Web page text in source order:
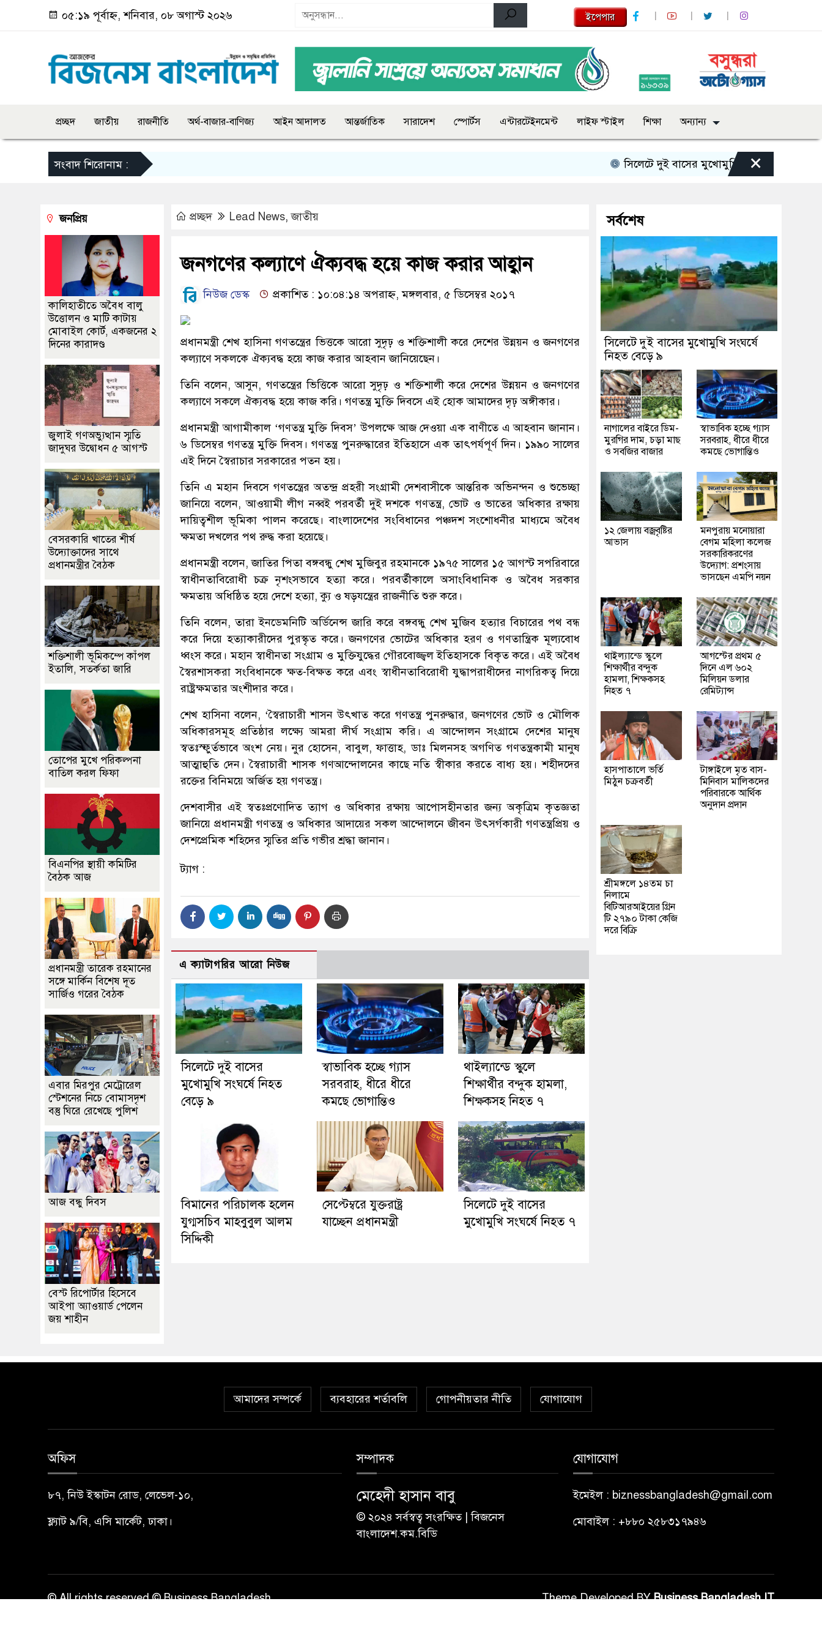
০৫:১৯ পূর্বাহ্ন, শনিবার, ০৮ অগাস্ট ২০২৬ ইপেপার
প্রচ্ছদ জাতীয় রাজনীতি অর্থ-বাজার-বাণিজ্য আইন আদালত আন্তর্জাতিক সারাদেশ স্পোর্টস এন্টারটেইনমেন্ট লাইফ স্টাইল শিক্ষা অন্যান্য
সংবাদ শিরোনাম : সিলেটে দুই বাসের মুখোমুখি সংঘর্ষে নিহত বেড়ে ৯
×
প্রচ্ছদ Lead News,জাতীয়
জনগণের কল্যাণে ঐক্যবদ্ধ হয়ে কাজ করার আহ্বান
নিউজ ডেস্ক প্রকাশিত : ১০:০৪:১৪ অপরাহ্ন, মঙ্গলবার, ৫ ডিসেম্বর ২০১৭
প্রধানমন্ত্রী শেখ হাসিনা গণতন্ত্রের ভিত্তকে আরো সুদৃঢ় ও শক্তিশালী করে দেশের উন্নয়ন ও জনগণের
কল্যাণে সকলকে ঐক্যবদ্ধ হয়ে কাজ করার আহবান জানিয়েছেন।
তিনি বলেন, আসুন, গণতন্ত্রের ভিত্তিকে আরো সুদৃঢ় ও শক্তিশালী করে দেশের উন্নয়ন ও জনগণের
কল্যাণে সকলে ঐক্যবদ্ধ হয়ে কাজ করি। গণতন্ত্র মুক্তি দিবসে এই হোক আমাদের দৃঢ় অঙ্গীকার।
প্রধানমন্ত্রী আগামীকাল ‘গণতন্ত্র মুক্তি দিবস’ উপলক্ষে আজ দেওয়া এক বাণীতে এ আহবান জানান।
৬ ডিসেম্বর গণতন্ত্র মুক্তি দিবস। গণতন্ত্র পুনরুদ্ধারের ইতিহাসে এক তাৎপর্যপূর্ণ দিন। ১৯৯০ সালের
এই দিনে স্বৈরাচার সরকারের পতন হয়।
তিনি এ মহান দিবসে গণতন্ত্রের অতন্দ্র প্রহরী সংগ্রামী দেশবাসীকে আন্তরিক অভিনন্দন ও শুভেচ্ছা
জানিয়ে বলেন, আওয়ামী লীগ নব্বই পরবর্তী দুই দশকে গণতন্ত্র, ভোট ও ভাতের অধিকার রক্ষায়
দায়িত্বশীল ভূমিকা পালন করেছে। বাংলাদেশের সংবিধানের পঞ্চদশ সংশোধনীর মাধ্যমে অবৈধ
ক্ষমতা দখলের পথ রুদ্ধ করা হয়েছে।
প্রধানমন্ত্রী বলেন, জাতির পিতা বঙ্গবন্ধু শেখ মুজিবুর রহমানকে ১৯৭৫ সালের ১৫ আগস্ট সপরিবারে
স্বাধীনতাবিরোধী চক্র নৃশংসভাবে হত্যা করে। পরবর্তীকালে অসাংবিধানিক ও অবৈধ সরকার
ক্ষমতায় অধিষ্ঠিত হয়ে দেশে হত্যা, ক্যু ও ষড়যন্ত্রের রাজনীতি শুরু করে।
তিনি বলেন, তারা ইনডেমনিটি অর্ডিনেন্স জারি করে বঙ্গবন্ধু শেখ মুজিব হত্যার বিচারের পথ বন্ধ
করে দিয়ে হত্যাকারীদের পুরস্কৃত করে। জনগণের ভোটের অধিকার হরণ ও গণতান্ত্রিক মূল্যবোধ
ধ্বংস করে। মহান স্বাধীনতা সংগ্রাম ও মুক্তিযুদ্ধের গৌরবোজ্জ্বল ইতিহাসকে বিকৃত করে। এই অবৈধ
স্বৈরশাসকরা সংবিধানকে ক্ষত-বিক্ষত করে এবং স্বাধীনতাবিরোধী যুদ্ধাপরাধীদের নাগরিকত্ব দিয়ে
রাষ্ট্রক্ষমতার অংশীদার করে।
শেখ হাসিনা বলেন, ‘স্বৈরাচারী শাসন উৎখাত করে গণতন্ত্র পুনরুদ্ধার, জনগণের ভোট ও মৌলিক
অধিকারসমূহ প্রতিষ্ঠার লক্ষ্যে আমরা দীর্ঘ সংগ্রাম করি। এ আন্দোলন সংগ্রামে দেশের মানুষ
স্বতঃস্ফুর্তভাবে অংশ নেয়। নুর হোসেন, বাবুল, ফাত্তাহ, ডাঃ মিলনসহ অগণিত গণতন্ত্রকামী মানুষ
আত্মাহুতি দেন। স্বৈরাচারী শাসক গণআন্দোলনের কাছে নতি স্বীকার করতে বাধ্য হয়। শহীদদের
রক্তের বিনিময়ে অর্জিত হয় গণতন্ত্র।
দেশবাসীর এই স্বতঃপ্রণোদিত ত্যাগ ও অধিকার রক্ষায় আপোসহীনতার জন্য অকৃত্রিম কৃতজ্ঞতা
জানিয়ে প্রধানমন্ত্রী গণতন্ত্র ও অধিকার আদায়ের সকল আন্দোলনে জীবন উৎসর্গকারী গণতন্ত্রপ্রিয় ও
দেশপ্রেমিক শহিদের স্মৃতির প্রতি গভীর শ্রদ্ধা জানান।
ট্যাগ :
এ ক্যাটাগরির আরো নিউজ
সিলেটে দুই বাসের
মুখোমুখি সংঘর্ষে নিহত
বেড়ে ৯
স্বাভাবিক হচ্ছে গ্যাস
সরবরাহ, ধীরে ধীরে
কমছে ভোগান্তিও
থাইল্যান্ডে স্কুলে
শিক্ষার্থীর বন্দুক হামলা,
শিক্ষকসহ নিহত ৭
বিমানের পরিচালক হলেন
যুগ্মসচিব মাহবুবুল আলম
সিদ্দিকী
সেপ্টেম্বরে যুক্তরাষ্ট্র
যাচ্ছেন প্রধানমন্ত্রী
সিলেটে দুই বাসের
মুখোমুখি সংঘর্ষে নিহত ৭
জনপ্রিয়
কালিহাতীতে অবৈধ বালু
উত্তোলন ও মাটি কাটায়
মোবাইল কোর্ট, একজনের ২
দিনের কারাদণ্ড
জুলাই গণঅভ্যুত্থান স্মৃতি
জাদুঘর উদ্বোধন ৫ আগস্ট
বেসরকারি খাতের শীর্ষ
উদ্যোক্তাদের সাথে
প্রধানমন্ত্রীর বৈঠক
শক্তিশালী ভূমিকম্পে কাঁপল
ইতালি, সতর্কতা জারি
তোপের মুখে পরিকল্পনা
বাতিল করল ফিফা
বিএনপির স্থায়ী কমিটির
বৈঠক আজ
প্রধানমন্ত্রী তারেক রহমানের
সঙ্গে মার্কিন বিশেষ দূত
সার্জিও গরের বৈঠক
এবার মিরপুর মেট্রোরেল
স্টেশনের নিচে বোমাসদৃশ
বস্তু ঘিরে রেখেছে পুলিশ
আজ বন্ধু দিবস
বেস্ট রিপোর্টার হিসেবে
আইপা অ্যাওয়ার্ড পেলেন
জয় শাহীন
সর্বশেষ
সিলেটে দুই বাসের মুখোমুখি সংঘর্ষে
নিহত বেড়ে ৯
নাগালের বাইরে ডিম-
মুরগির দাম, চড়া মাছ
ও সবজির বাজার
স্বাভাবিক হচ্ছে গ্যাস
সরবরাহ, ধীরে ধীরে
কমছে ভোগান্তিও
১২ জেলায় বজ্রবৃষ্টির
আভাস
মনপুরায় মনোয়ারা
বেগম মহিলা কলেজ
সরকারিকরণের
উদ্যোগ: প্রশংসায়
ভাসছেন এমপি নয়ন
থাইল্যান্ডে স্কুলে
শিক্ষার্থীর বন্দুক
হামলা, শিক্ষকসহ
নিহত ৭
আগস্টের প্রথম ৫
দিনে এল ৬০২
মিলিয়ন ডলার
রেমিট্যান্স
হাসপাতালে ভর্তি
মিঠুন চক্রবর্তী
টাঙ্গাইলে মৃত বাস-
মিনিবাস মালিকদের
পরিবারকে আর্থিক
অনুদান প্রদান
শ্রীমঙ্গলে ১৪তম চা
নিলামে
বিটিআরআইয়ের গ্রিন
টি ২৭৯০ টাকা কেজি
দরে বিক্রি
আমাদের সম্পর্কে ব্যবহারের শর্তাবলি গোপনীয়তার নীতি যোগাযোগ
অফিস
৮৭, নিউ ইস্কাটন রোড, লেভেল-১০,
ফ্ল্যাট ৯/বি, এসি মার্কেট, ঢাকা।
সম্পাদক
মেহেদী হাসান বাবু
© ২০২৪ সর্বস্বত্ব সংরক্ষিত | বিজনেস
বাংলাদেশ.কম.বিডি
যোগাযোগ
ইমেইল : biznessbangladesh@gmail.com
মোবাইল : +৮৮০ ২৫৮৩১৭৯৪৬
© All rights reserved © Business Bangladesh Theme Developed BYBusiness Bangladesh IT